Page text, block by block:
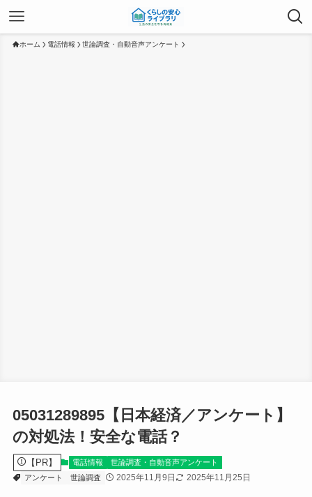
ホーム 電話情報 世論調査・自動音声アンケート
05031289895【日本経済／アンケート】
の対処法！安全な電話？
【PR】 電話情報
世論調査・自動音声アンケート
アンケート
世論調査 2025年11月9日 2025年11月25日